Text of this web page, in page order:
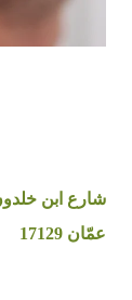
عمّان 17129